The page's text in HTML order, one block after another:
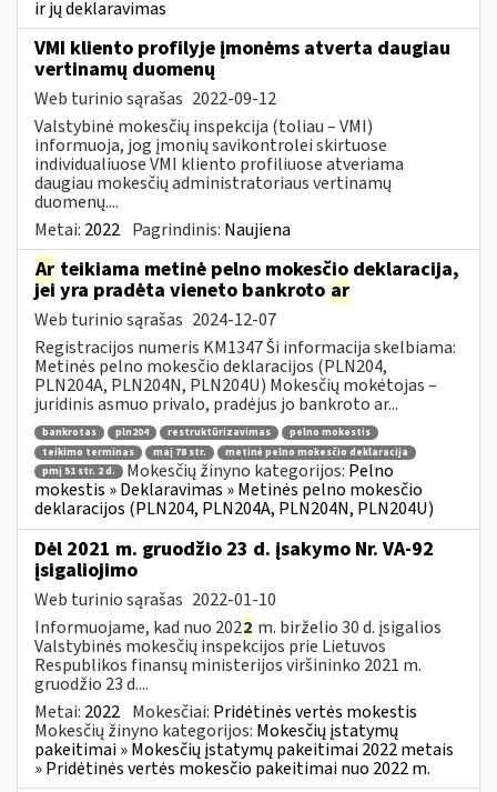
ir jų deklaravimas
VMI kliento profilyje įmonėms atverta daugiau
vertinamų duomenų
Web turinio sąrašas 2022-09-12
Valstybinė mokesčių inspekcija (toliau – VMI)
informuoja, jog įmonių savikontrolei skirtuose
individualiuose VMI kliento profiliuose atveriama
daugiau mokesčių administratoriaus vertinamų
duomenų....
Metai: 2022 Pagrindinis: Naujiena
Ar teikiama metinė pelno mokesčio deklaracija,
jei yra pradėta vieneto bankroto ar
Web turinio sąrašas 2024-12-07
Registracijos numeris KM1347 Ši informacija skelbiama:
Metinės pelno mokesčio deklaracijos (PLN204,
PLN204A, PLN204N, PLN204U) Mokesčių mokėtojas –
juridinis asmuo privalo, pradėjus jo bankroto ar...
bankrotas pln204 restruktūrizavimas
pelno mokestis
teikimo terminas
maį 78 str.
metinė pelno mokesčio deklaracija
pmį 51 str. 2 d.
Mokesčių žinyno kategorijos: Pelno
mokestis » Deklaravimas » Metinės pelno mokesčio
deklaracijos (PLN204, PLN204A, PLN204N, PLN204U)
Dėl 2021 m. gruodžio 23 d. įsakymo Nr. VA-92
įsigaliojimo
Web turinio sąrašas 2022-01-10
Informuojame, kad nuo 2022 m. birželio 30 d. įsigalios
Valstybinės mokesčių inspekcijos prie Lietuvos
Respublikos finansų ministerijos viršininko 2021 m.
gruodžio 23 d....
Metai: 2022 Mokesčiai: Pridėtinės vertės mokestis
Mokesčių žinyno kategorijos: Mokesčių įstatymų
pakeitimai » Mokesčių įstatymų pakeitimai 2022 metais
» Pridėtinės vertės mokesčio pakeitimai nuo 2022 m.